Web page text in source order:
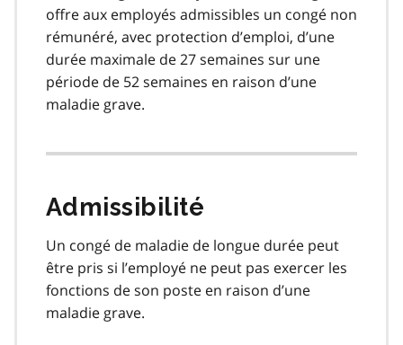
offre aux employés admissibles un congé non
rémunéré, avec protection d’emploi, d’une
durée maximale de 27 semaines sur une
période de 52 semaines en raison d’une
maladie grave.
Admissibilité
Un congé de maladie de longue durée peut
être pris si l’employé ne peut pas exercer les
fonctions de son poste en raison d’une
maladie grave.